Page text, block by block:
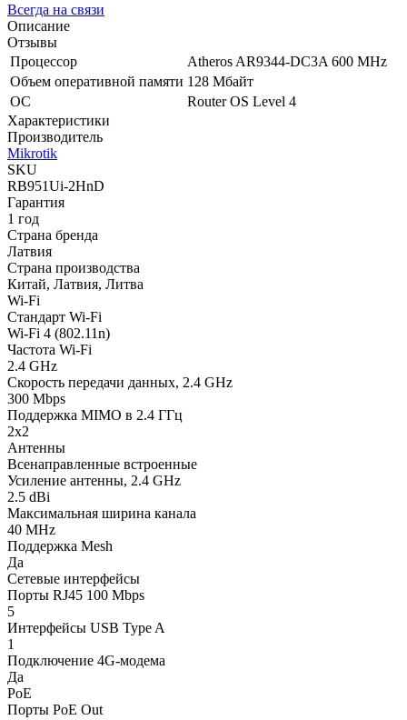
Всегда на связи
Описание
Отзывы
Процессор
Atheros AR9344-DC3A 600 MHz
Объем оперативной памяти 128 Мбайт
ОС
Router OS Level 4
Характеристики
Производитель
Mikrotik
SKU
RB951Ui-2HnD
Гарантия
1 год
Страна бренда
Латвия
Страна производства
Китай, Латвия, Литва
Wi-Fi
Стандарт Wi-Fi
Wi-Fi 4 (802.11n)
Частота Wi-Fi
2.4 GHz
Скорость передачи данных, 2.4 GHz
300 Mbps
Поддержка MIMO в 2.4 ГГц
2x2
Антенны
Всенаправленные встроенные
Усиление антенны, 2.4 GHz
2.5 dBi
Максимальная ширина канала
40 MHz
Поддержка Mesh
Да
Сетевые интерфейсы
Порты RJ45 100 Mbps
5
Интерфейсы USB Type A
1
Подключение 4G-модема
Да
PoE
Порты PoE Out